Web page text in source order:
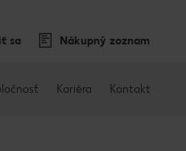
sa Nákupný zoznam
Kariéra Kontakt